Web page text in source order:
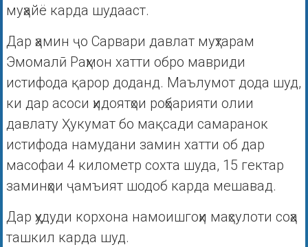
муҳайё карда шудааст.
Дар ҳамин ҷо Сарвари давлат муҳтарам
Эмомалӣ Раҳмон хатти обро мавриди
истифода қарор доданд. Маълумот дода шуд,
ки дар асоси ҳидоятҳои роҳбарияти олии
давлату Ҳукумат бо мақсади самаранок
истифода намудани замин хатти об дар
масофаи 4 километр сохта шуда, 15 гектар
заминҳои ҷамъият шодоб карда мешавад.
Дар ҳудуди корхона намоишгоҳи маҳсулоти соҳа
ташкил карда шуд.